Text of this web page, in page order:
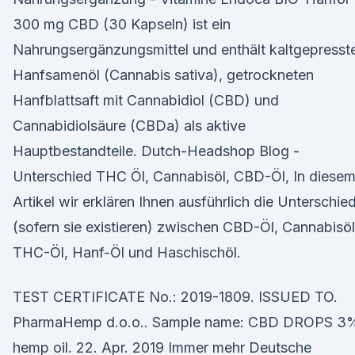
300 mg CBD (30 Kapseln) ist ein
Nahrungsergänzungsmittel und enthält
Hanfsamenöl (Cannabis sativa), getrockneten
Hanfblattsaft mit Cannabidiol (CBD) und
Cannabidiolsäure (CBDa) als aktive
Hauptbestandteile. Dutch-Headshop Blog -
Unterschied THC Öl, Cannabisöl, CBD-Öl, In diesem
Artikel wir erklären Ihnen ausführlich die
(sofern sie existieren) zwischen CBD-Öl,
THC-Öl, Hanf-Öl und Haschischöl.
TEST CERTIFICATE No.: 2019-1809. ISSUED TO.
PharmaHemp d.o.o.. Sample name: CBD DROPS
hemp oil. 22. Apr. 2019 Immer mehr Deutsche